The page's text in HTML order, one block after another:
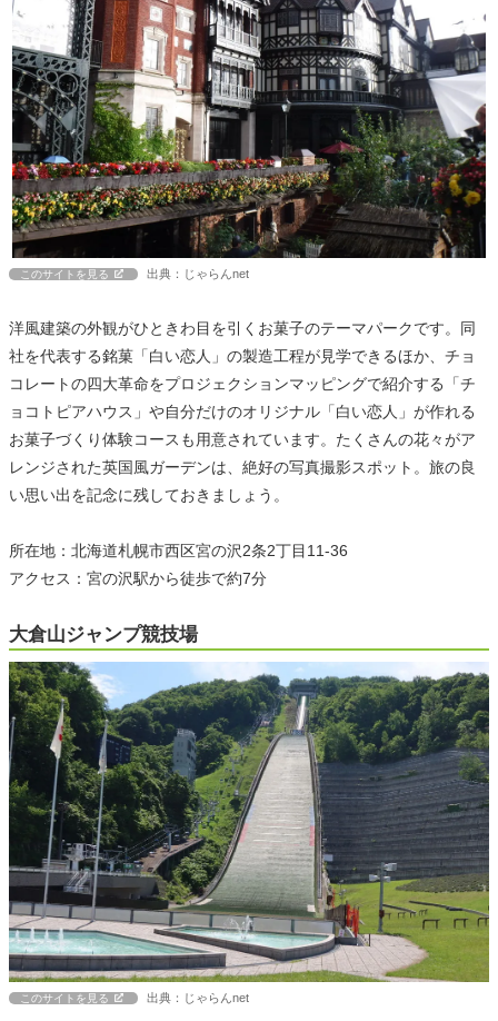
このサイトを見る 出典：じゃらんnet
洋風建築の外観がひときわ目を引くお菓子のテーマパークです。同
社を代表する銘菓「白い恋人」の製造工程が見学できるほか、チョ
コレートの四大革命をプロジェクションマッピングで紹介する「チ
ョコトピアハウス」や自分だけのオリジナル「白い恋人」が作れる
お菓子づくり体験コースも用意されています。たくさんの花々がア
レンジされた英国風ガーデンは、絶好の写真撮影スポット。旅の良
い思い出を記念に残しておきましょう。
所在地：北海道札幌市西区宮の沢2条2丁目11-36
アクセス：宮の沢駅から徒歩で約7分
大倉山ジャンプ競技場
このサイトを見る 出典：じゃらんnet